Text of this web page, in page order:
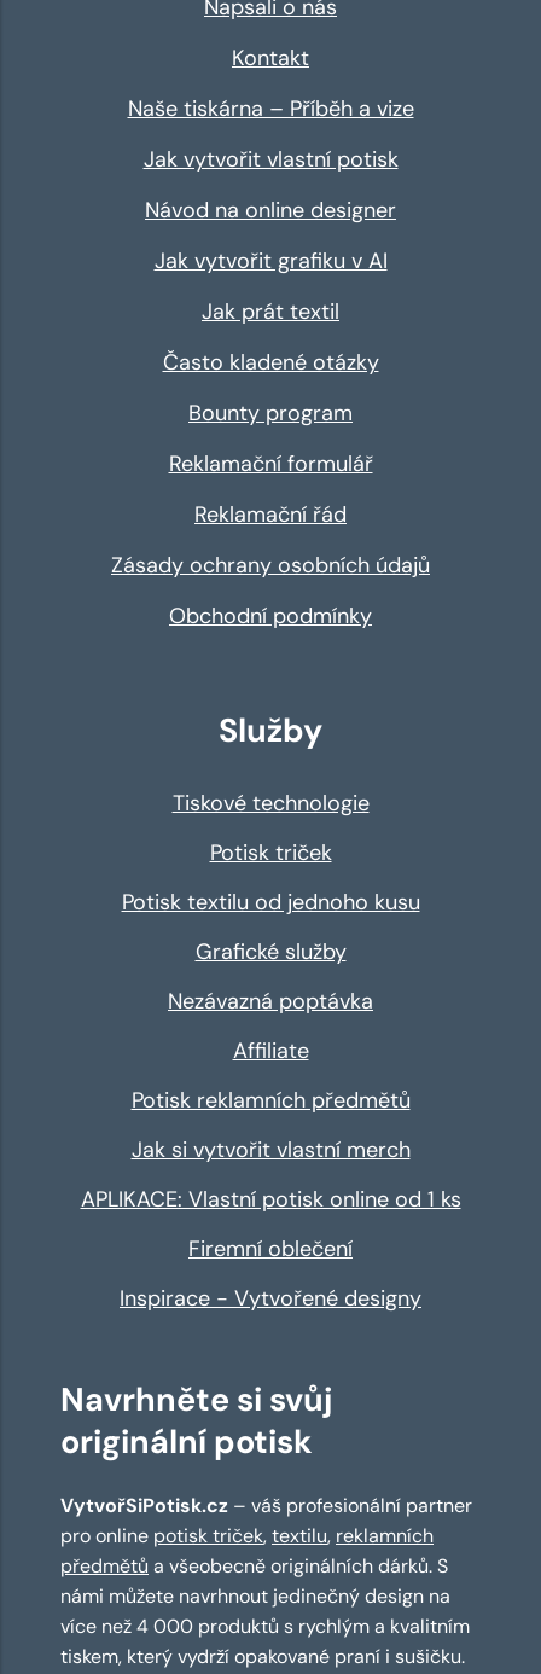
Napsali o nás
Kontakt
Naše tiskárna – Příběh a vize
Jak vytvořit vlastní potisk
Návod na online designer
Jak vytvořit grafiku v AI
Jak prát textil
Často kladené otázky
Bounty program
Reklamační formulář
Reklamační řád
Zásady ochrany osobních údajů
Obchodní podmínky
Služby
Tiskové technologie
Potisk triček
Potisk textilu od jednoho kusu
Grafické služby
Nezávazná poptávka
Affiliate
Potisk reklamních předmětů
Jak si vytvořit vlastní merch
APLIKACE: Vlastní potisk online od 1 ks
Firemní oblečení
Inspirace - Vytvořené designy
Navrhněte si svůj
originální potisk
VytvořSiPotisk.cz – váš profesionální partner
pro online potisk triček,textilu, reklamních
předmětů a všeobecně originálních dárků. S
námi můžete navrhnout jedinečný design na
více než 4 000 produktů s rychlým a kvalitním
tiskem, který vydrží opakované praní i sušičku.